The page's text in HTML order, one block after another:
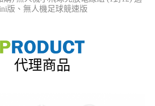
版、無人機足球競速版
代理商品